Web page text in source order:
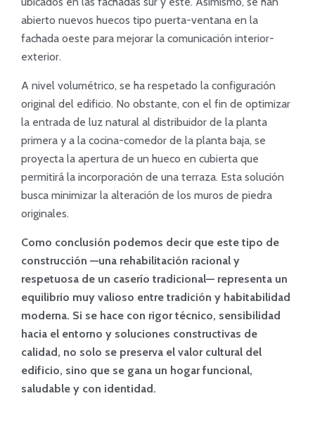
abierto nuevos huecos tipo puerta-ventana en la
fachada oeste para mejorar la comunicación interior-
exterior.
A nivel volumétrico, se ha respetado la configuración
original del edificio. No obstante, con el fin de optimizar
la entrada de luz natural al distribuidor de la planta
primera y a la cocina-comedor de la planta baja, se
proyecta la apertura de un hueco en cubierta que
permitirá la incorporación de una terraza. Esta solución
busca minimizar la alteración de los muros de piedra
originales.
Como conclusión podemos decir que este tipo de
construcción —una rehabilitación racional y
respetuosa de un caserío tradicional— representa un
equilibrio muy valioso entre tradición y habitabilidad
moderna. Si se hace con rigor técnico, sensibilidad
hacia el entorno y soluciones constructivas de
calidad, no solo se preserva el valor cultural del
edificio, sino que se gana un hogar funcional,
saludable y con identidad.